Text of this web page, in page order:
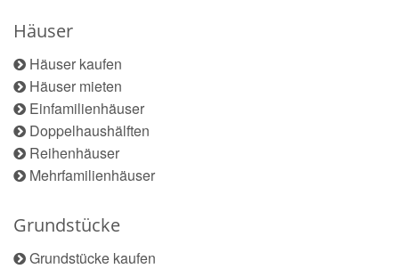
Häuser
Häuser kaufen
Häuser mieten
Einfamilienhäuser
Doppelhaushälften
Reihenhäuser
Mehrfamilienhäuser
Grundstücke
Grundstücke kaufen